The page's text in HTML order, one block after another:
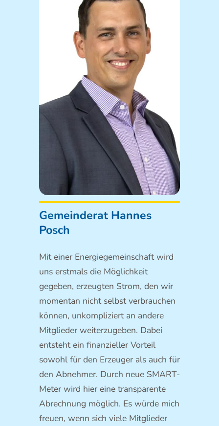
Gemeinderat Hannes
Posch
Mit einer Energiegemeinschaft wird
uns erstmals die Möglichkeit
gegeben, erzeugten Strom, den wir
momentan nicht selbst verbrauchen
können, unkompliziert an andere
Mitglieder weiterzugeben. Dabei
entsteht ein finanzieller Vorteil
sowohl für den Erzeuger als auch für
den Abnehmer. Durch neue SMART-
Meter wird hier eine transparente
Abrechnung möglich. Es würde mich
freuen, wenn sich viele Mitglieder